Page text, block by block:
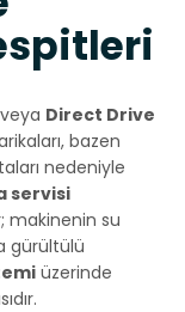
veya Direct Drive
bazen
nedeniyle
servisi
makinenin su
gürültülü
üzerinde